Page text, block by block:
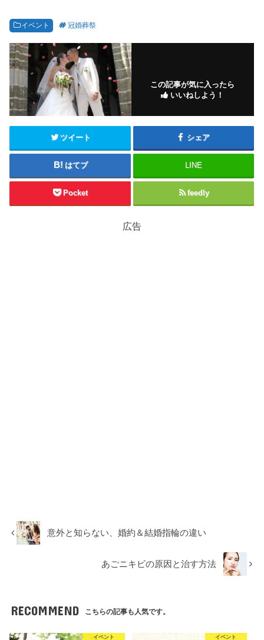
イベント 冠婚葬祭
この記事が気に入ったら
いいねしよう！
ツイート シェア
はてブ LINE
Pocket feedly
広告
意外と知らない、婚約＆結婚指輪の違い
あごニキビの原因と治す方法
RECOMMEND こちらの記事も人気です。
イベント イベント